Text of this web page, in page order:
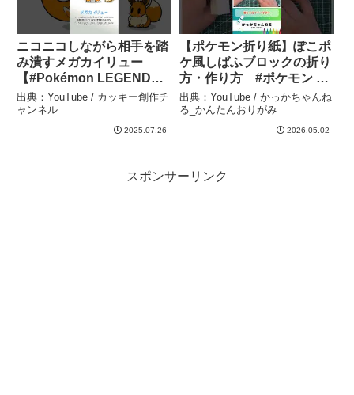
ニコニコしながら相手を踏
み潰すメガカイリュー
【#Pokémon LEGENDS
Z-A #ポケモン #shorts 】
– カッキー創作チャンネル
出典：YouTube / カッキー創作チ
ャンネル
2025.07.26
【ポケモン折り紙】ぽこポ
ケ風しばふブロックの折り
方・作り方 #ポケモン #
折り紙 #ぽこポケ
#pokemon #origami
#pokemonpokopia – かっ
出典：YouTube / かっかちゃんね
る_かんたんおりがみ
2026.05.02
スポンサーリンク